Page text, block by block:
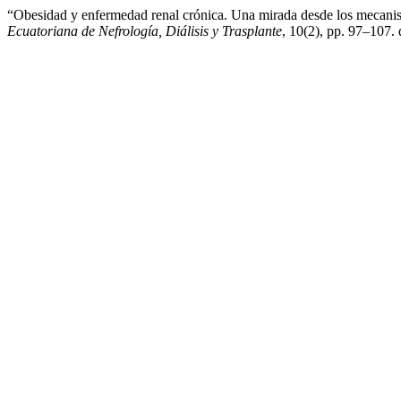
“Obesidad y enfermedad renal crónica. Una mirada desde los
Ecuatoriana de Nefrología, Diálisis y Trasplante, 10(2), pp. 97–107.